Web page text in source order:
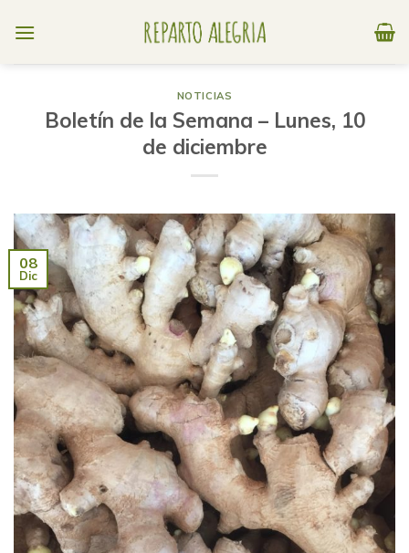
NOTICIAS
Boletín de la Semana – Lunes, 10
de diciembre
08
Dic